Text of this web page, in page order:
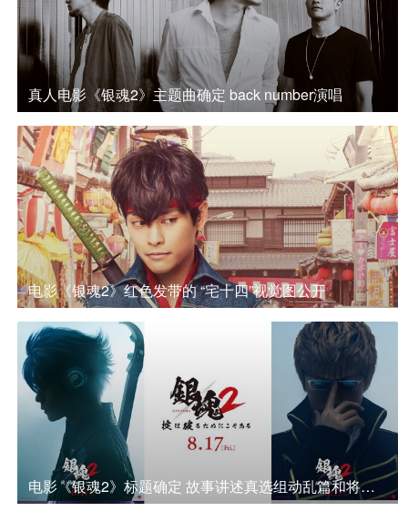
真人电影《银魂2》主题曲确定 back number演唱
电影《银魂2》红色发带的 “宅十四”视觉图公开
电影《银魂2》标题确定 故事讲述真选组动乱篇和将军接待篇